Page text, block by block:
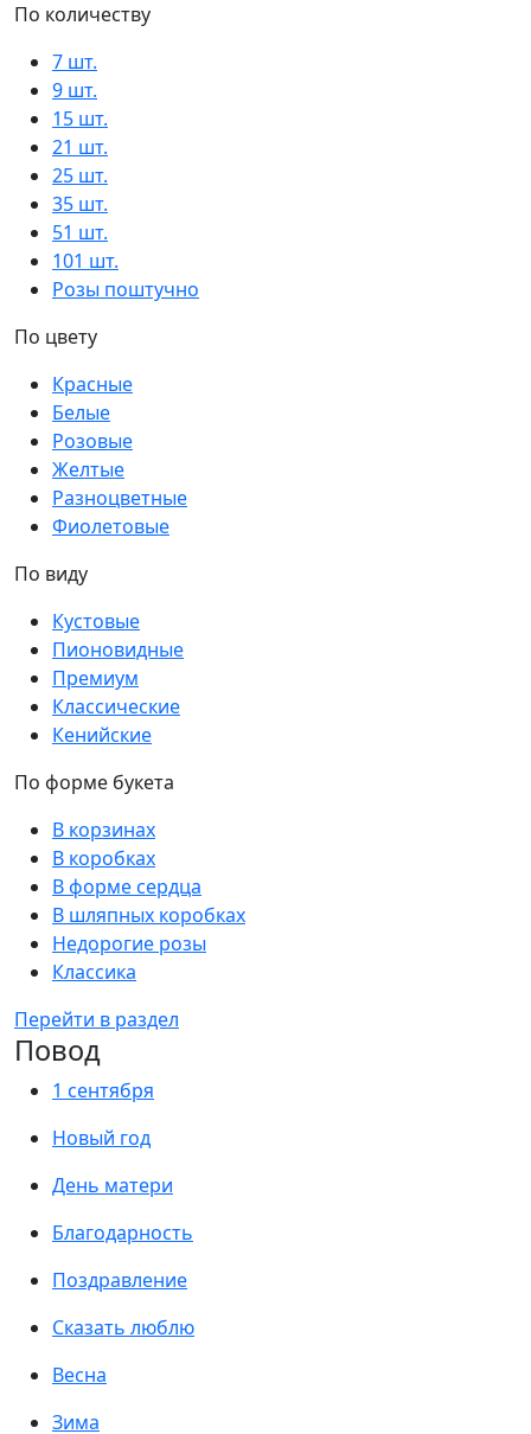
По количеству
7 шт.
9 шт.
15 шт.
21 шт.
25 шт.
35 шт.
51 шт.
101 шт.
Розы поштучно
По цвету
Красные
Белые
Розовые
Желтые
Разноцветные
Фиолетовые
По виду
Кустовые
Пионовидные
Премиум
Классические
Кенийские
По форме букета
В корзинах
В коробках
В форме сердца
В шляпных коробках
Недорогие розы
Классика
Перейти в раздел
Повод
1 сентября
Новый год
День матери
Благодарность
Поздравление
Сказать люблю
Весна
Зима